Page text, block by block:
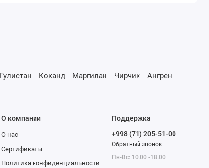
Гулистан Коканд Маргилан Чирчик
Ангрен
О компании
О нас
Сертификаты
Политика конфиденциальности
Поддержка
+998 (71) 205-51-00
Обратный звонок
Пн-Вс: 10.00 -18.00